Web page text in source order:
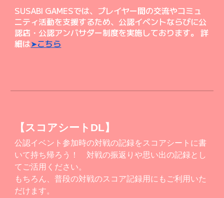
SUSABI GAMESでは、プレイヤー間の交流やコミュ
ニティ活動を支援するため、公認イベントならびに公
認店・公認アンバサダー制度を実施しております。 詳
細は➤こちら
【スコアシートDL】
公認イベント参加時の対戦の記録をスコアシートに書
いて持ち帰ろう！ 対戦の振返りや思い出の記録とし
てご活用ください。
もちろん、普段の対戦のスコア記録用にもご利用いた
だけます。